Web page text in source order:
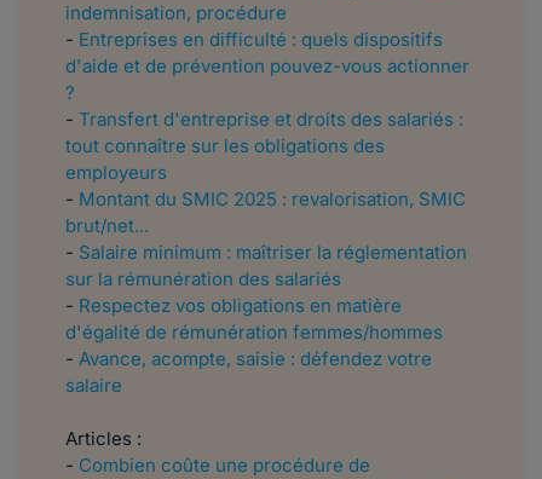
indemnisation, procédure
- Entreprises en difficulté : quels dispositifs
d'aide et de prévention pouvez-vous actionner
?
- Transfert d'entreprise et droits des salariés :
tout connaître sur les obligations des
employeurs
- Montant du SMIC 2025 : revalorisation, SMIC
brut/net...
- Salaire minimum : maîtriser la réglementation
sur la rémunération des salariés
- Respectez vos obligations en matière
d'égalité de rémunération femmes/hommes
- Avance, acompte, saisie : défendez votre
salaire
Articles :
- Combien coûte une procédure de